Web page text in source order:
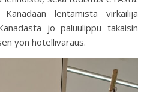
lentämistä virkailija
jo paluulippu takaisin
yön hotellivaraus.